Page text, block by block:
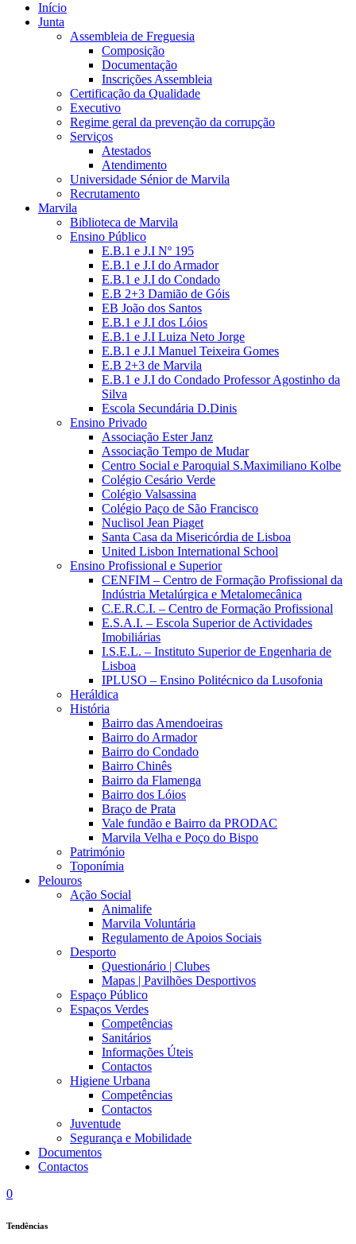
Início
Junta
Assembleia de Freguesia
Composição
Documentação
Inscrições Assembleia
Certificação da Qualidade
Executivo
Regime geral da prevenção da corrupção
Serviços
Atestados
Atendimento
Universidade Sénior de Marvila
Recrutamento
Marvila
Biblioteca de Marvila
Ensino Público
E.B.1 e J.I Nº 195
E.B.1 e J.I do Armador
E.B.1 e J.I do Condado
E.B 2+3 Damião de Góis
EB João dos Santos
E.B.1 e J.I dos Lóios
E.B.1 e J.I Luiza Neto Jorge
E.B.1 e J.I Manuel Teixeira Gomes
E.B 2+3 de Marvila
E.B.1 e J.I do Condado Professor Agostinho da
Silva
Escola Secundária D.Dinis
Ensino Privado
Associação Ester Janz
Associação Tempo de Mudar
Centro Social e Paroquial S.Maximiliano Kolbe
Colégio Cesário Verde
Colégio Valsassina
Colégio Paço de São Francisco
Nuclisol Jean Piaget
Santa Casa da Misericórdia de Lisboa
United Lisbon International School
Ensino Profissional e Superior
CENFIM – Centro de Formação Profissional da
Indústria Metalúrgica e Metalomecânica
C.E.R.C.I. – Centro de Formação Profissional
E.S.A.I. – Escola Superior de Actividades
Imobiliárias
I.S.E.L. – Instituto Superior de Engenharia de
Lisboa
IPLUSO – Ensino Politécnico da Lusofonia
Heráldica
História
Bairro das Amendoeiras
Bairro do Armador
Bairro do Condado
Bairro Chinês
Bairro da Flamenga
Bairro dos Lóios
Braço de Prata
Vale fundão e Bairro da PRODAC
Marvila Velha e Poço do Bispo
Património
Toponímia
Pelouros
Ação Social
Animalife
Marvila Voluntária
Regulamento de Apoios Sociais
Desporto
Questionário | Clubes
Mapas | Pavilhões Desportivos
Espaço Público
Espaços Verdes
Competências
Sanitários
Informações Úteis
Contactos
Higiene Urbana
Competências
Contactos
Juventude
Segurança e Mobilidade
Documentos
Contactos
0
Tendências